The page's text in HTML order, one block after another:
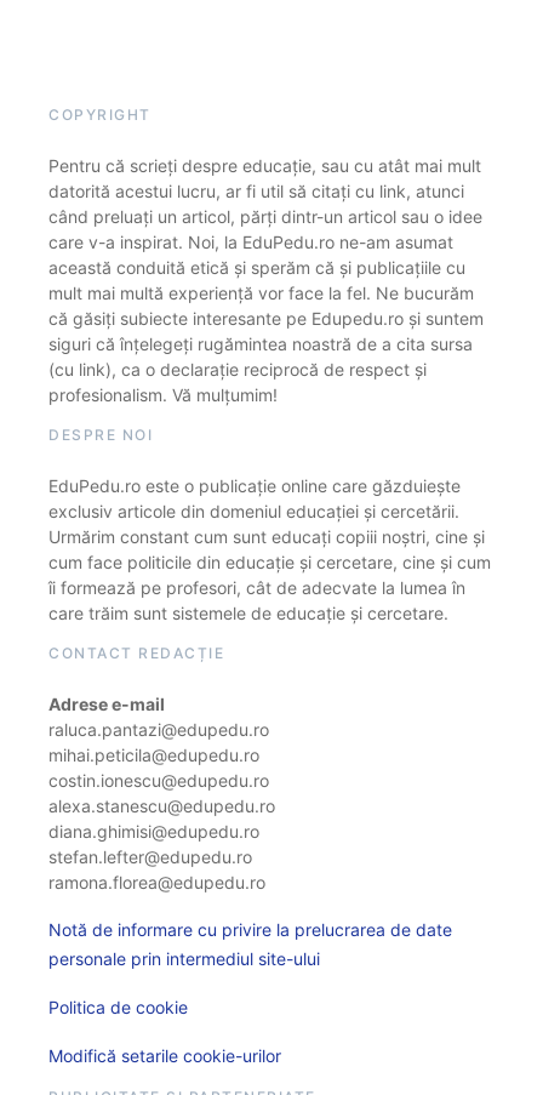
COPYRIGHT
Pentru că scrieți despre educație, sau cu atât mai mult
datorită acestui lucru, ar fi util să citați cu link, atunci
când preluați un articol, părți dintr-un articol sau o idee
care v-a inspirat. Noi, la EduPedu.ro ne-am asumat
această conduită etică și sperăm că și publicațiile cu
mult mai multă experiență vor face la fel. Ne bucurăm
că găsiți subiecte interesante pe Edupedu.ro și suntem
siguri că înțelegeți rugămintea noastră de a cita sursa
(cu link), ca o declarație reciprocă de respect și
profesionalism. Vă mulțumim!
DESPRE NOI
EduPedu.ro este o publicație online care găzduiește
exclusiv articole din domeniul educației și cercetării.
Urmărim constant cum sunt educați copiii noștri, cine și
cum face politicile din educație și cercetare, cine și cum
îi formează pe profesori, cât de adecvate la lumea în
care trăim sunt sistemele de educație și cercetare.
CONTACT REDACȚIE
Adrese e-mail
raluca.pantazi@edupedu.ro
mihai.peticila@edupedu.ro
costin.ionescu@edupedu.ro
alexa.stanescu@edupedu.ro
diana.ghimisi@edupedu.ro
stefan.lefter@edupedu.ro
ramona.florea@edupedu.ro
Notă de informare cu privire la prelucrarea de date
personale prin intermediul site-ului
Politica de cookie
Modifică setarile cookie-urilor